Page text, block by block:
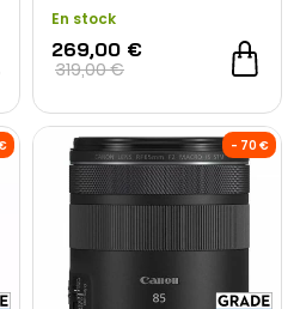
OCCASION
En stock
269,00 €
319,00 €